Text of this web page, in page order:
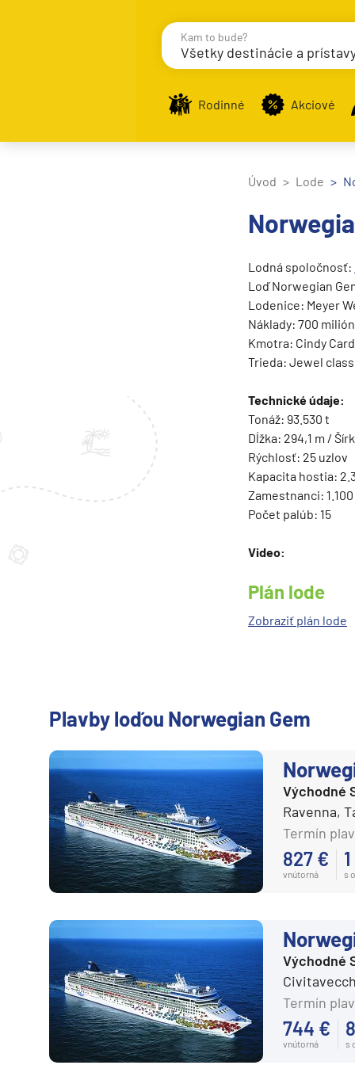
Kam to bude?
Všetky destinácie a
Destinácie
Stredomorie
Stredomorie a
Západné Stredomorie
Severná Európa
Grónsko
Nórske fjordy
Nórske fjordy a Pobaltie
Pobaltie
Severná Európa
Severozápadná Európa
Britské ostrovy a Írsko
Pobrežie Európy
Karibik a Stredná Amerika
Bermudy
Južný Karibik
Kalifornia a Mexiko
Karibik a Stredná
Východný Karibik
Severná Amerika
Aljaška
Kanada a Nové
Západné pobrežie USA
Južná Amerika
Rodinné Akciové
Úvod Lode
Lodná spoločnosť:
Loď Norwegian
Lodenice: Meyer
Náklady: 700
Kmotra: Cindy
Trieda: Jewel class
Technické údaje:
Tonáž: 93.530 t
Dĺžka: 294,1 m /
Rýchlosť: 25 uzlov
Kapacita hostia:
Zamestnanci:
Počet palúb: 15
Video:
Plán lode
Zobraziť plán lode
Plavby loďou Norwegian Gem
Východné
Ravenna,
Termín
827 €
vnútorná s
Východné
Termín
744 €
vnútorná s